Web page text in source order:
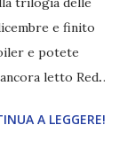
e finito
e potete
letto Red.
ma non
A LEGGERE!